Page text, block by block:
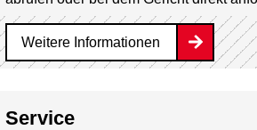
Weitere Informationen
Service